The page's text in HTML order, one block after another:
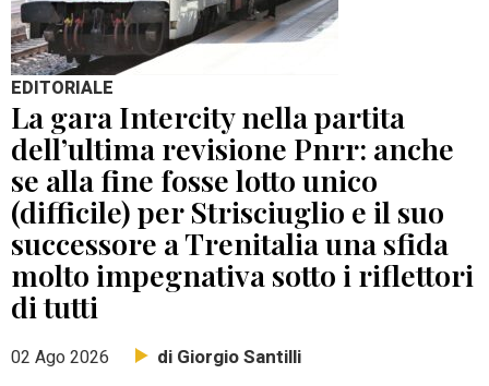
EDITORIALE
La gara Intercity nella partita
dell’ultima revisione Pnrr: anche
se alla fine fosse lotto unico
(difficile) per Strisciuglio e il suo
successore a Trenitalia una sfida
molto impegnativa sotto i riflettori
di tutti
02 Ago 2026 di Giorgio Santilli